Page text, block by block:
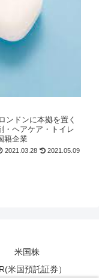
ンドンに本拠を置く
・ヘアケア・トイレ
籍企業
2021.03.28 2021.05.09
米国株
米国預託証券）